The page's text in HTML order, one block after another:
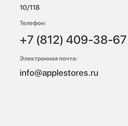
10/118
Телефон:
+7 (812) 409-38-67
Электронная почта:
info@applestores.ru